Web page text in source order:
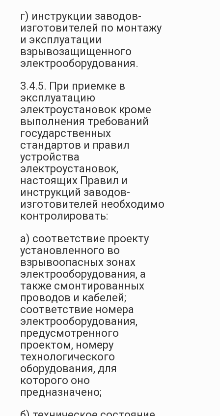
г) инструкции заводов-
изготовителей по монтажу
и эксплуатации
взрывозащищенного
электрооборудования.
3.4.5. При приемке в
эксплуатацию
электроустановок кроме
выполнения требований
государственных
стандартов и правил
устройства
электроустановок,
настоящих Правил и
инструкций заводов-
изготовителей необходимо
контролировать:
а) соответствие проекту
установленного во
взрывоопасных зонах
электрооборудования, а
также смонтированных
проводов и кабелей;
соответствие номера
электрооборудования,
предусмотренного
проектом, номеру
технологического
оборудования, для
которого оно
предназначено;